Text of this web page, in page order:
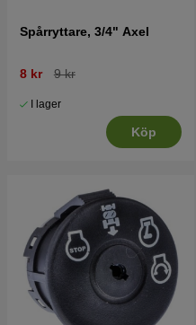
Spårryttare, 3/4" Axel
8 kr 9 kr
I lager
Köp